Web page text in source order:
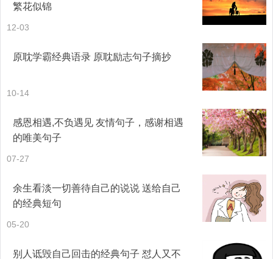
繁花似锦
12-03
原耽学霸经典语录 原耽励志句子摘抄
10-14
感恩相遇,不负遇见 友情句子，感谢相遇
的唯美句子
07-27
余生看淡一切善待自己的说说 送给自己
的经典短句
05-20
别人诋毁自己回击的经典句子 怼人又不